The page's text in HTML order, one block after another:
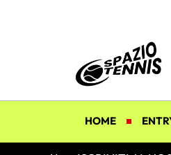
HOME